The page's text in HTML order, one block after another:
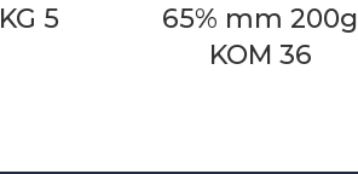
5
65% mm 200g
KOM 36